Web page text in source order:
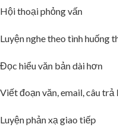
Hội thoại phỏng vấn
Luyện nghe theo tình huống
Đọc hiểu văn bản dài hơn
Viết đoạn văn, email, câu trả
Luyện phản xạ giao tiếp